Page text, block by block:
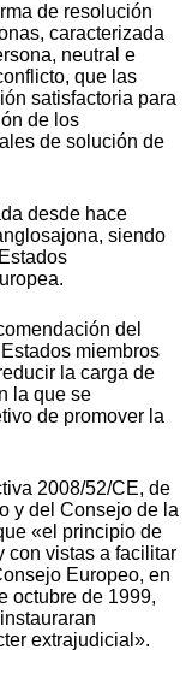
de resolución
caracterizada
neutral e
que las
satisfactoria para
de los
de solución de
desde hace
siendo
del
miembros
la carga de
la que se
de promover la
2008/52/CE, de
y del Consejo de la
«el principio de
con vistas a facilitar
Europeo, en
octubre de 1999,
extrajudicial».